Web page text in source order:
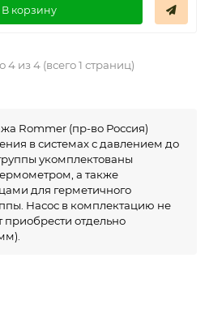
В корзину
4 из 4 (всего 1 страниц)
Rommer (пр-во Россия)
в системах с давлением до
укомплектованы
а также
для герметичного
Насос в комплектацию не
приобрести отдельно